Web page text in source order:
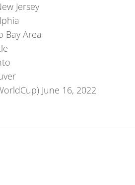
Jersey
Bay Area
June 16, 2022